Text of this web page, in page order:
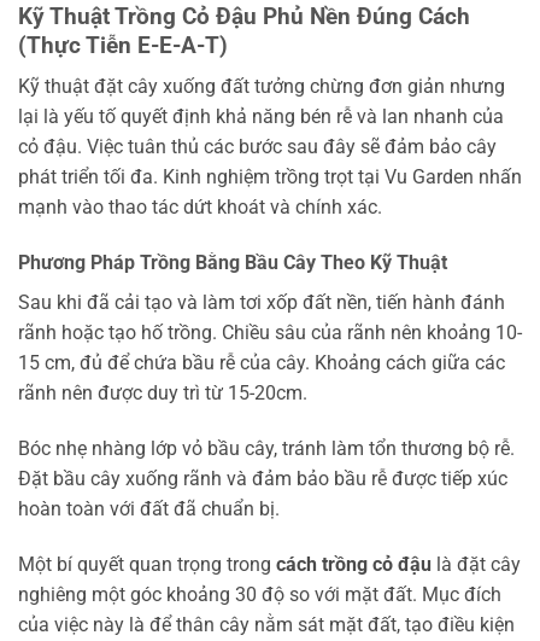
Kỹ Thuật Trồng Cỏ Đậu Phủ Nền Đúng Cách
(Thực Tiễn E-E-A-T)
Kỹ thuật đặt cây xuống đất tưởng chừng đơn giản nhưng
lại là yếu tố quyết định khả năng bén rễ và lan nhanh của
cỏ đậu. Việc tuân thủ các bước sau đây sẽ đảm bảo cây
phát triển tối đa. Kinh nghiệm trồng trọt tại Vu Garden nhấn
mạnh vào thao tác dứt khoát và chính xác.
Phương Pháp Trồng Bằng Bầu Cây Theo Kỹ Thuật
Sau khi đã cải tạo và làm tơi xốp đất nền, tiến hành đánh
rãnh hoặc tạo hố trồng. Chiều sâu của rãnh nên khoảng 10-
15 cm, đủ để chứa bầu rễ của cây. Khoảng cách giữa các
rãnh nên được duy trì từ 15-20cm.
Bóc nhẹ nhàng lớp vỏ bầu cây, tránh làm tổn thương bộ rễ.
Đặt bầu cây xuống rãnh và đảm bảo bầu rễ được tiếp xúc
hoàn toàn với đất đã chuẩn bị.
Một bí quyết quan trọng trong cách trồng cỏ đậu là đặt cây
nghiêng một góc khoảng 30 độ so với mặt đất. Mục đích
của việc này là để thân cây nằm sát mặt đất, tạo điều kiện